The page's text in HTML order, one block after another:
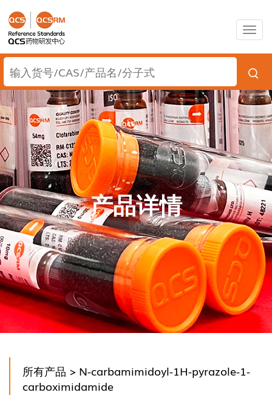
产品详情
所有产品 > N-carbamimidoyl-1H-pyrazole-1-
carboximidamide